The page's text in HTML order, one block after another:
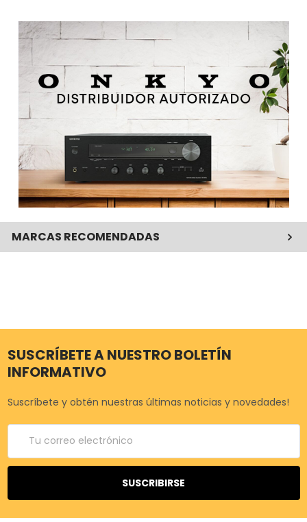
MARCAS RECOMENDADAS
SUSCRÍBETE A NUESTRO BOLETÍN
INFORMATIVO
Suscríbete y obtén nuestras últimas noticias y novedades!
Correo
electrónico